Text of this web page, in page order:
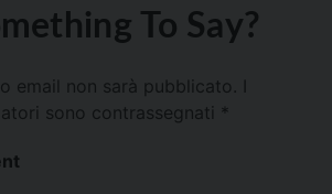
To Say?
email non sarà pubblicato.
sono contrassegnati *